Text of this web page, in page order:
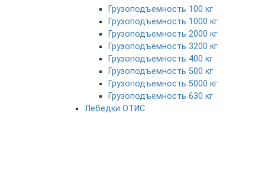
Грузоподъемность 100 кг
Грузоподъемность 1000 кг
Грузоподъемность 2000 кг
Грузоподъемность 3200 кг
Грузоподъемность 400 кг
Грузоподъемность 500 кг
Грузоподъемность 5000 кг
Грузоподъемность 630 кг
Лебедки ОТИС